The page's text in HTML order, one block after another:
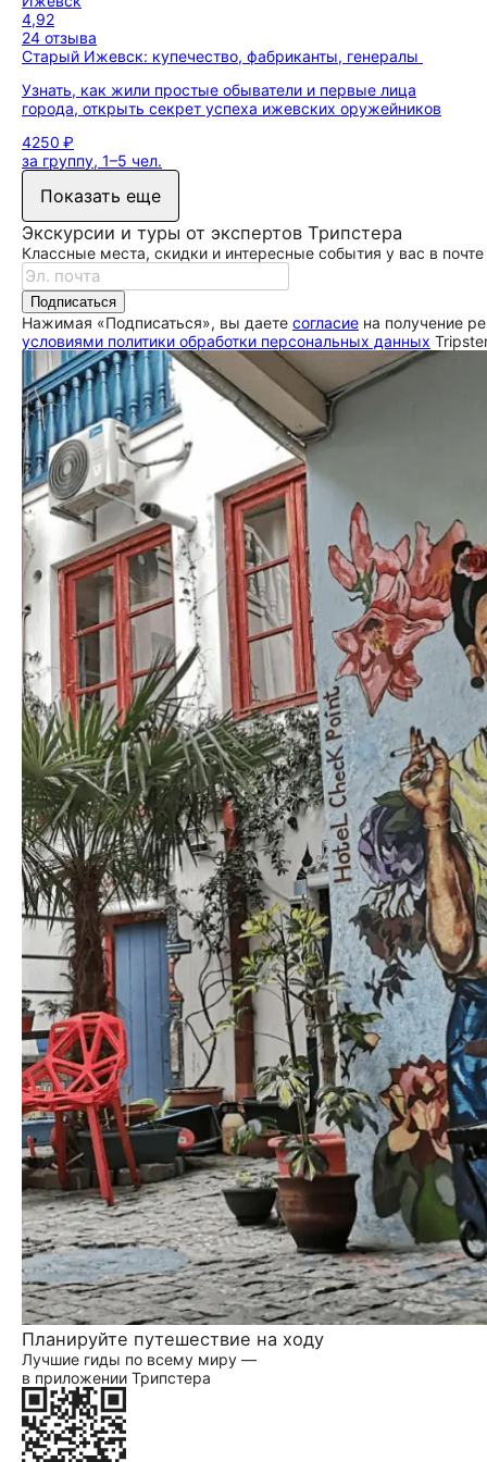
4,92
24 отзыва
Старый Ижевск: купечество, фабриканты, генералы
Узнать, как жили простые обыватели и первые лица
города, открыть секрет успеха ижевских оружейников
4250 ₽
за группу, 1–5 чел.
Показать еще
Экскурсии и туры от экспертов Трипстера
Классные места, скидки и интересные события у вас в почте
Подписаться
Нажимая «Подписаться», вы даете согласие на получение
условиями политики обработки персональных данных
Планируйте путешествие на ходу
Лучшие гиды по всему миру —
в приложении Трипстера